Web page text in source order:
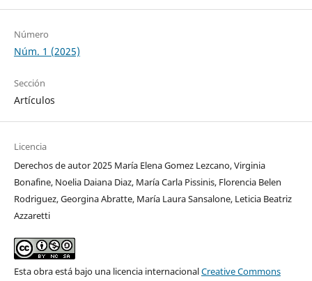
Número
Núm. 1 (2025)
Sección
Artículos
Licencia
Derechos de autor 2025 María Elena Gomez Lezcano, Virginia
Bonafine, Noelia Daiana Diaz, María Carla Pissinis, Florencia Belen
Rodriguez, Georgina Abratte, María Laura Sansalone, Leticia Beatriz
Azzaretti
Esta obra está bajo una licencia internacionalCreative Commons